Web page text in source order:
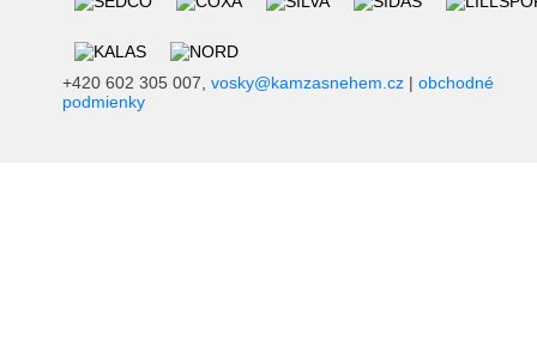
+420 602 305 007, vosky@kamzasnehem.cz | obchodné
podmienky